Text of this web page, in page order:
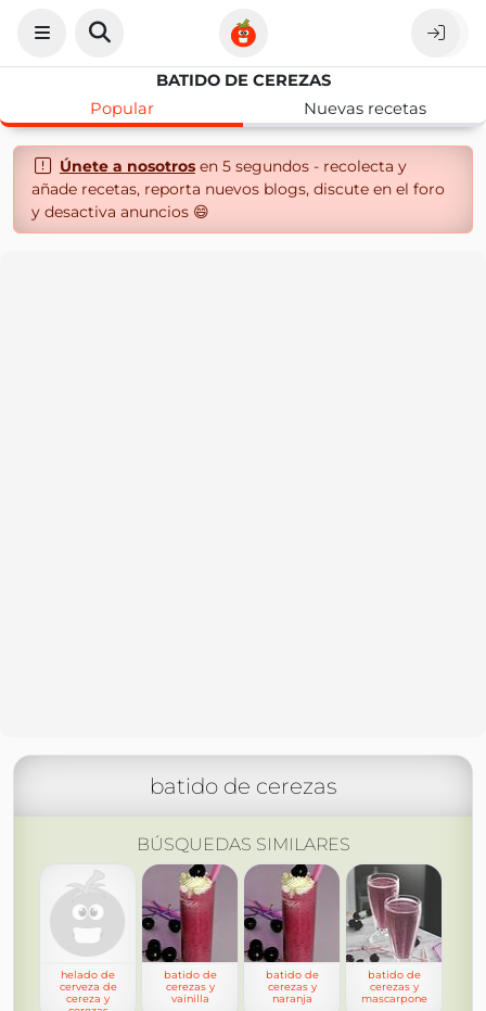
BATIDO DE CEREZAS
Popular
Nuevas recetas
Únete a nosotrosen 5 segundos - recolecta y
añade recetas, reporta nuevos blogs, discute en el foro
y desactiva anuncios 😄
batido de cerezas
BÚSQUEDAS SIMILARES
helado de
cerveza de
cereza y
batido de
cerezas y
vainilla
batido de
cerezas y
naranja
batido de
cerezas y
mascarpone